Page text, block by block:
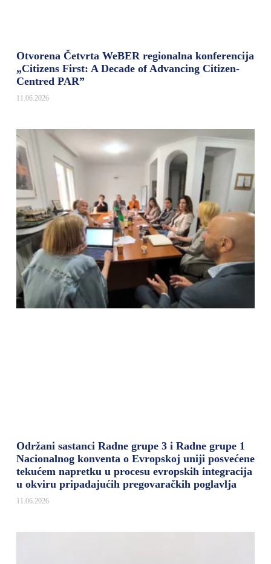
Otvorena Četvrta WeBER regionalna konferencija
„Citizens First: A Decade of Advancing Citizen-
Centred PAR”
11.06.2026
Održani sastanci Radne grupe 3 i Radne grupe 1
Nacionalnog konventa o Evropskoj uniji posvećene
tekućem napretku u procesu evropskih integracija
u okviru pripadajućih pregovaračkih poglavlja
11.06.2026